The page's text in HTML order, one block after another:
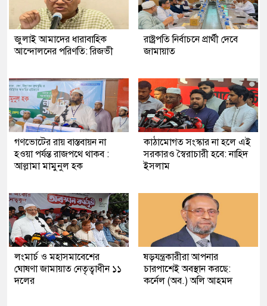
জুলাই আমাদের ধারাবাহিক
আন্দোলনের পরিণতি: রিজভী
রাষ্ট্রপতি নির্বাচনে প্রার্থী দেবে
জামায়াত
গণভোটের রায় বাস্তবায়ন না
হওয়া পর্যন্ত রাজপথে থাকব :
আল্লামা মামুনুল হক
কাঠামোগত সংস্কার না হলে এই
সরকারও স্বৈরাচারী হবে: নাহিদ
ইসলাম
লংমার্চ ও মহাসমাবেশের
ঘোষণা জামায়াত নেতৃত্বাধীন ১১
দলের
ষড়যন্ত্রকারীরা আপনার
চারপাশেই অবস্থান করছে:
কর্নেল (অব.) অলি আহমদ